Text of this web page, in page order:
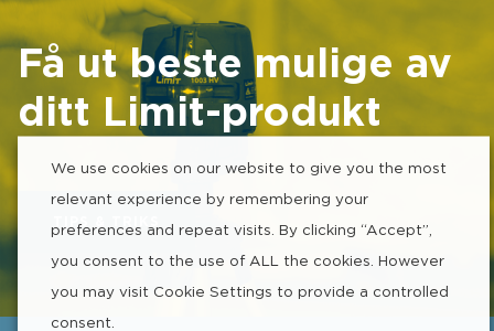
Få ut beste mulige av
ditt Limit-produkt
TIPS & TRIKS
We use cookies on our website to give you the most
relevant experience by remembering your
preferences and repeat visits. By clicking “Accept”,
you consent to the use of ALL the cookies. However
you may visit Cookie Settings to provide a controlled
consent.